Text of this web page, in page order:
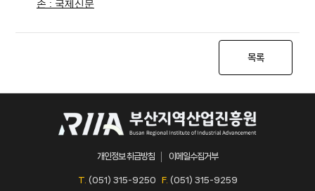
손 : 국제신문
목록
개인정보 취급방침 이메일수집거부
T. (051) 315-9250 F. (051) 315-9259